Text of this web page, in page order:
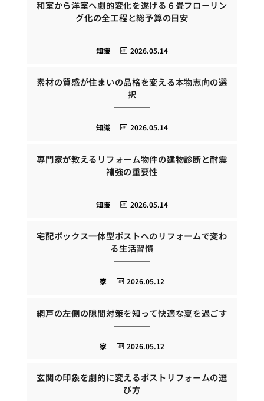
和室から洋室へ劇的変化を遂げる６畳フローリン
グ化の全工程と総予算の目安
2026.05.14
知識
素材の質感が住まいの品格を変える本物志向の選
択
2026.05.14
知識
専門家が教えるリフォーム物件の建物診断と耐震
補強の重要性
2026.05.14
知識
宅配ボックス一体型ポストへのリフォームで変わ
る生活習慣
2026.05.12
家
網戸の左側の隙間対策を知って快適な夏を過ごす
2026.05.12
家
玄関の印象を劇的に変えるポストリフォームの選
び方